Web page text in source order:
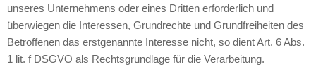
unseres Unternehmens oder eines Dritten erforderlich und
überwiegen die Interessen, Grundrechte und Grundfreiheiten des
Betroffenen das erstgenannte Interesse nicht, so dient Art. 6 Abs.
1 lit. f DSGVO als Rechtsgrundlage für die Verarbeitung.